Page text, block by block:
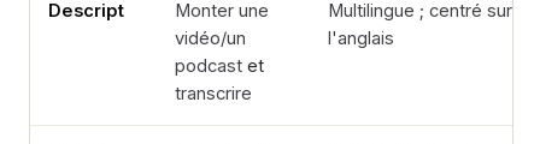
Descript
Monter une
vidéo/un
podcastet
transcrire
Multilingue ; centré sur
l'anglais